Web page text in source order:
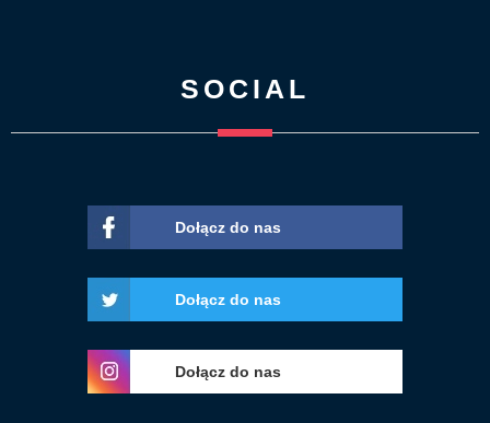
SOCIAL
Dołącz do nas
Dołącz do nas
Dołącz do nas